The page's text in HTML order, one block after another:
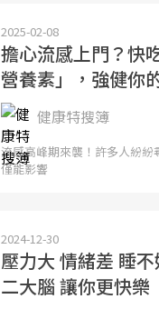
2025-02-08
擔心流感上門？快
營養素」，強健你
健康特搜簿
流感高峰期來襲！許多人紛
僅能影響
2024-12-30
壓力大 情緒差 睡
二大腦 讓你更快樂